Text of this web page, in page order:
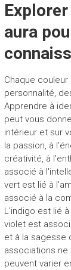
aura
Chaque
personnalité,
Apprendre à
peut vous
intérieur et sur
la passion, à
créativité, à
associé à
vert est lié à
associé à la
L'indigo est lié
violet est
et à la sagesse
associations ne
peuvent varier